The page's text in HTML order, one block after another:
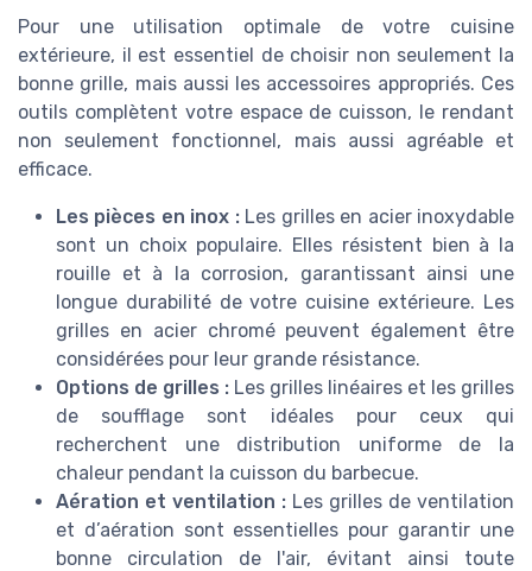
Pour une utilisation optimale de votre cuisine
extérieure, il est essentiel de choisir non seulement la
bonne grille, mais aussi les accessoires appropriés. Ces
outils complètent votre espace de cuisson, le rendant
non seulement fonctionnel, mais aussi agréable et
efficace.
Les pièces en inox :Les grilles en acier inoxydable
sont un choix populaire. Elles résistent bien à la
rouille et à la corrosion, garantissant ainsi une
longue durabilité de votre cuisine extérieure. Les
grilles en acier chromé peuvent également être
considérées pour leur grande résistance.
Options de grilles : Les grilles linéaires et les grilles
de soufflage sont idéales pour ceux qui
recherchent une distribution uniforme de la
chaleur pendant la cuisson du barbecue.
Aération et ventilation : Les grilles de ventilation
et d’aération sont essentielles pour garantir une
bonne circulation de l'air, évitant ainsi toute